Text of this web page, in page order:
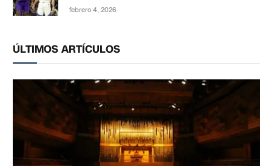
febrero 4, 2026
ÚLTIMOS ARTÍCULOS